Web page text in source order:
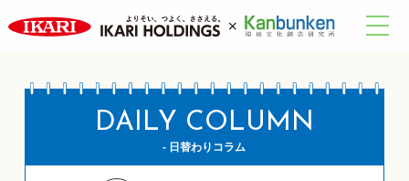
DAILY COLUMN
- 日替わりコラム